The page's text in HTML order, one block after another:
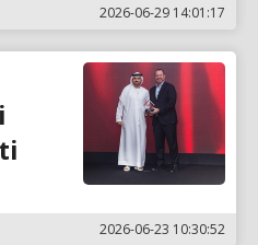
2026-06-29 14:01:17
2026-06-23 10:30:52